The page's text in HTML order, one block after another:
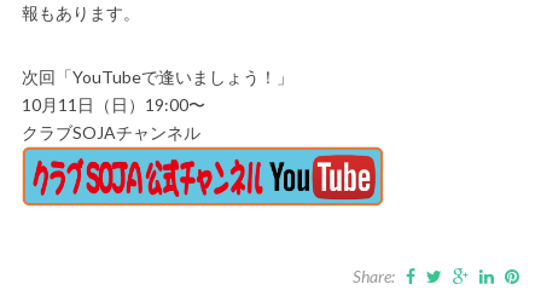
報もあります。
次回「YouTubeで逢いましょう！」
10月11日（日）19:00〜
クラブSOJAチャンネル
Share: